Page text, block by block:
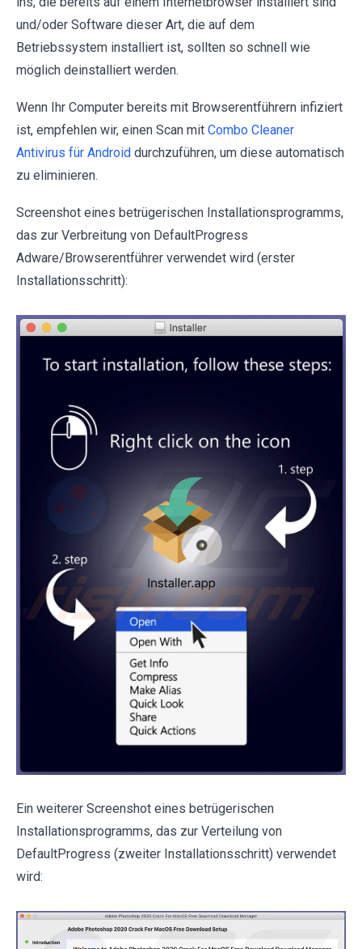
und/oder Software dieser Art, die auf dem
Betriebssystem installiert ist, sollten so schnell wie
möglich deinstalliert werden.
Wenn Ihr Computer bereits mit Browserentführern infiziert
ist, empfehlen wir, einen Scan mit Combo Cleaner
Antivirus für Android durchzuführen, um diese automatisch
zu eliminieren.
Screenshot eines betrügerischen Installationsprogramms,
das zur Verbreitung von DefaultProgress
Adware/Browserentführer verwendet wird (erster
Installationsschritt):
Ein weiterer Screenshot eines betrügerischen
Installationsprogramms, das zur Verteilung von
DefaultProgress (zweiter Installationsschritt) verwendet
wird: